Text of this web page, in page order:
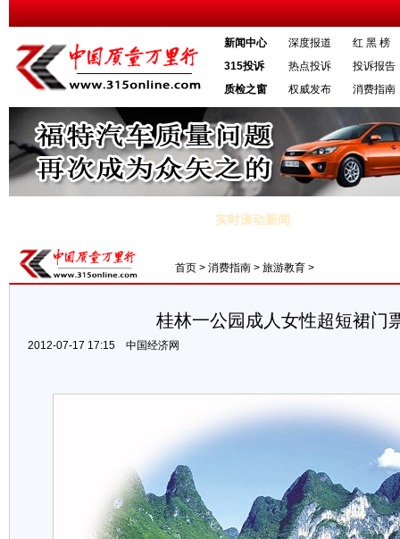
新闻中心 深度报道
红 黑 榜
315投诉
热点投诉
投诉报告
质检之窗
权威发布 消费指南
实时滚动新闻
总局：个人医疗保险金不能在税前扣除 ·三星手机内存“虚高”宣称4G
首页 > 消费指南 > 旅游教育 >
桂林一公园成人女性超短裙门
2012-07-17 17:15 中国经济网